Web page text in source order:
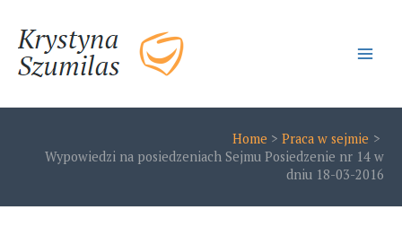
content
Home
Praca w sejmie
Wypowiedzi na posiedzeniach Sejmu Posiedzenie nr 14 w
dniu 18-03-2016